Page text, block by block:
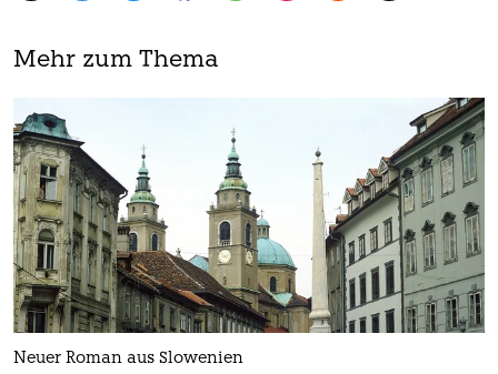
Mehr zum Thema
Neuer Roman aus Slowenien